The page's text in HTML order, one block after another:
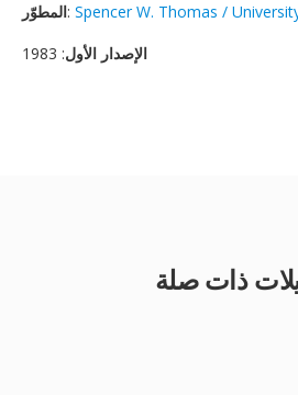
المطوّر: Spencer W. Thomas /
الإصدار الأول: 1983
ذات صلة